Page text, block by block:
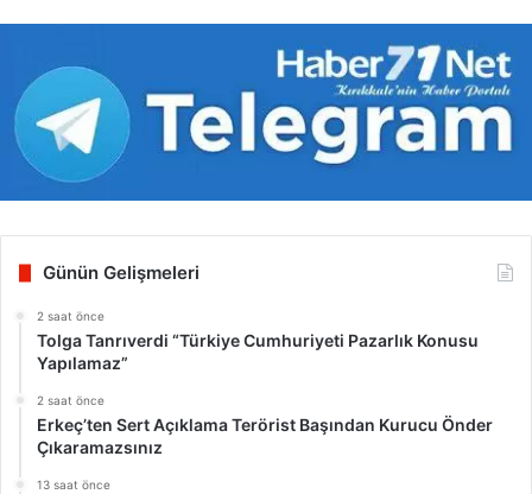
Günün Gelişmeleri
2 saat önce
Tolga Tanrıverdi “Türkiye Cumhuriyeti Pazarlık Konusu
Yapılamaz”
2 saat önce
Erkeç’ten Sert Açıklama Terörist Başından Kurucu Önder
Çıkaramazsınız
13 saat önce